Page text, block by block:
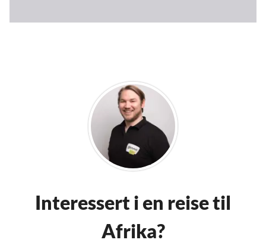
Interessert i en reise til
Afrika?